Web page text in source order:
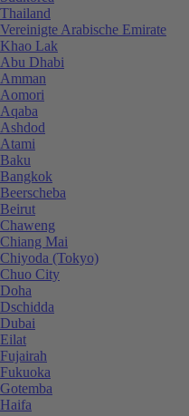
Thailand
Vereinigte Arabische Emirate
Khao Lak
Abu Dhabi
Amman
Aomori
Aqaba
Ashdod
Atami
Baku
Bangkok
Beerscheba
Beirut
Chaweng
Chiang Mai
Chiyoda (Tokyo)
Chuo City
Doha
Dschidda
Dubai
Eilat
Fujairah
Fukuoka
Gotemba
Haifa